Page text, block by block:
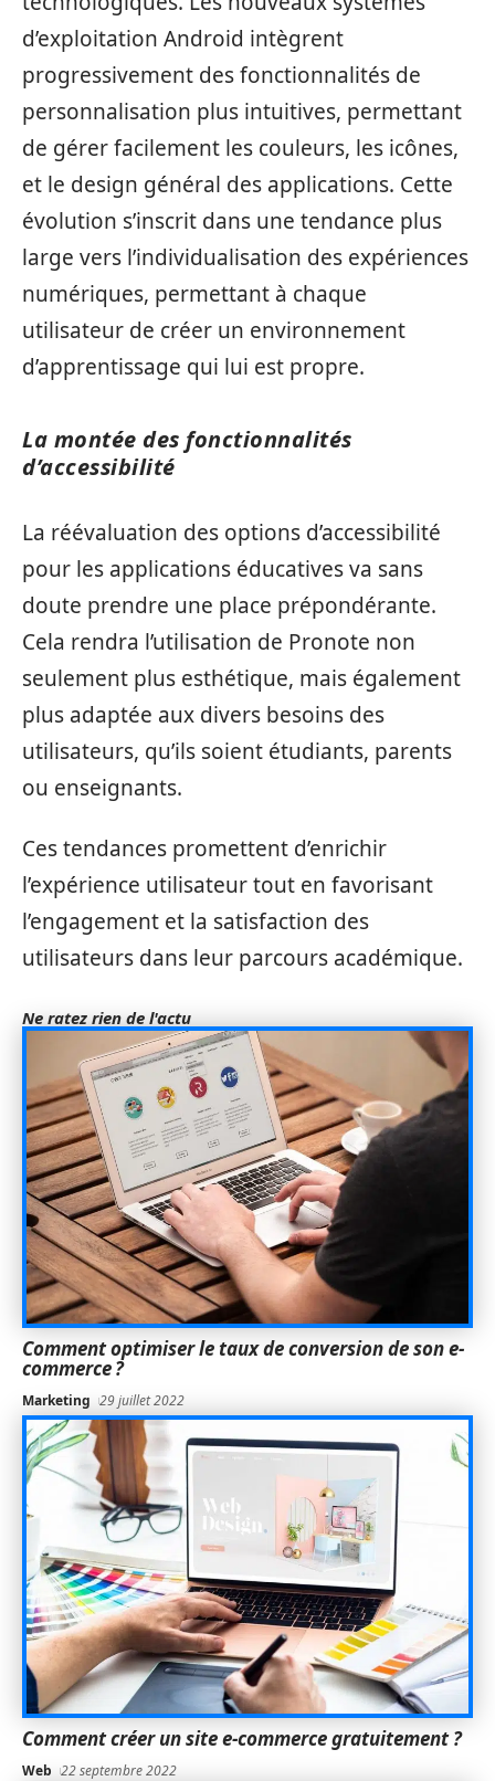
d’exploitation Android intègrent
progressivement des fonctionnalités de
personnalisation plus intuitives, permettant
de gérer facilement les couleurs, les icônes,
et le design général des applications. Cette
évolution s’inscrit dans une tendance plus
large vers l’individualisation des expériences
numériques, permettant à chaque
utilisateur de créer un environnement
d’apprentissage qui lui est propre.
La montée des fonctionnalités
d’accessibilité
La réévaluation des options d’accessibilité
pour les applications éducatives va sans
doute prendre une place prépondérante.
Cela rendra l’utilisation de Pronote non
seulement plus esthétique, mais également
plus adaptée aux divers besoins des
utilisateurs, qu’ils soient étudiants, parents
ou enseignants.
Ces tendances promettent d’enrichir
l’expérience utilisateur tout en favorisant
l’engagement et la satisfaction des
utilisateurs dans leur parcours académique.
Ne ratez rien de l'actu
Comment optimiser le taux de conversion de son e-
commerce ?
Marketing 29 juillet 2022
Comment créer un site e-commerce gratuitement ?
Web 22 septembre 2022